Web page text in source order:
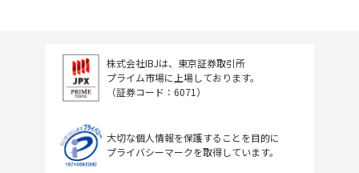
株式会社IBJは、東京証券取引所
プライム市場に上場しております。
（証券コード：6071）
大切な個人情報を保護することを目的に
プライバシーマークを取得しています。